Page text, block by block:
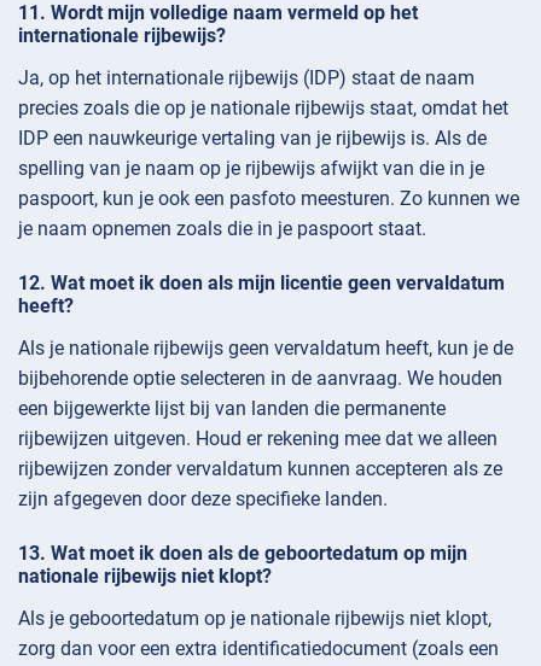
Wordt mijn volledige naam vermeld op het
internationale rijbewijs?
Ja, op het internationale rijbewijs (IDP) staat de naam
precies zoals die op je nationale rijbewijs staat, omdat het
IDP een nauwkeurige vertaling van je rijbewijs is. Als de
spelling van je naam op je rijbewijs afwijkt van die in je
paspoort, kun je ook een pasfoto meesturen. Zo kunnen we
je naam opnemen zoals die in je paspoort staat.
Wat moet ik doen als mijn licentie geen vervaldatum
heeft?
Als je nationale rijbewijs geen vervaldatum heeft, kun je de
bijbehorende optie selecteren in de aanvraag. We houden
een bijgewerkte lijst bij van landen die permanente
rijbewijzen uitgeven. Houd er rekening mee dat we alleen
rijbewijzen zonder vervaldatum kunnen accepteren als ze
zijn afgegeven door deze specifieke landen.
Wat moet ik doen als de geboortedatum op mijn
nationale rijbewijs niet klopt?
Als je geboortedatum op je nationale rijbewijs niet klopt,
zorg dan voor een extra identificatiedocument (zoals een